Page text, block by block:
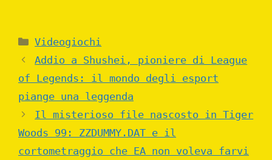
Categories
Videogiochi
Addio a Shushei, pioniere di League
of Legends: il mondo degli esport
piange una leggenda
Il misterioso file nascosto in Tiger
Woods 99: ZZDUMMY.DAT e il
cortometraggio che EA non voleva farvi